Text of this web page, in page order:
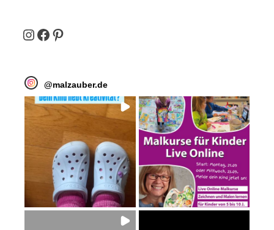
Instagram Facebook Pinterest
@malzauber.de